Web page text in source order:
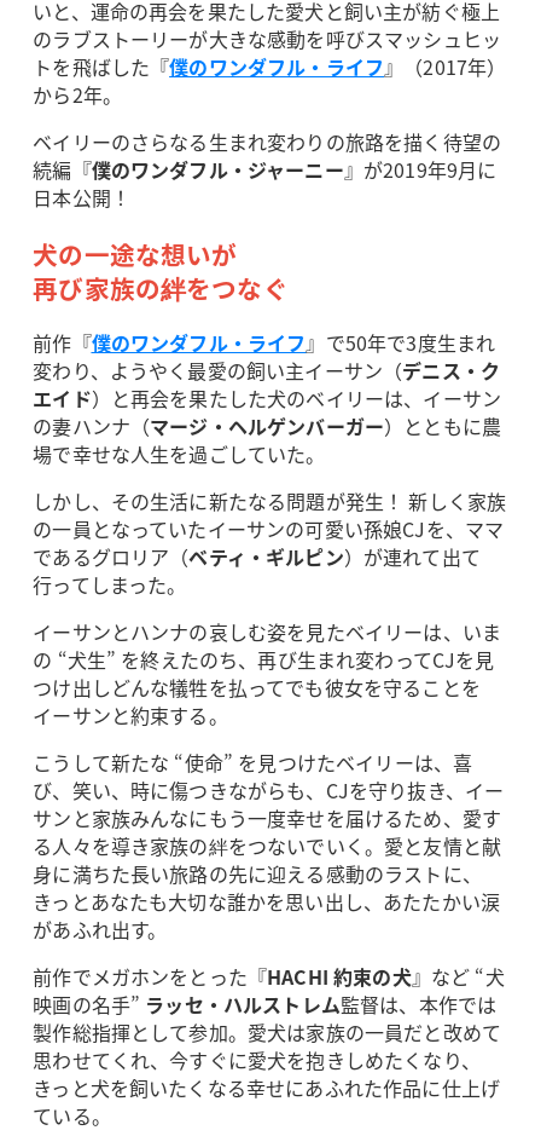
いと、運命の再会を果たした愛犬と飼い主が紡ぐ極上
のラブストーリーが大きな感動を呼びスマッシュヒッ
トを飛ばした『僕のワンダフル・ライフ』（2017年）
から2年。
ベイリーのさらなる生まれ変わりの旅路を描く待望の
続編『僕のワンダフル・ジャーニー』が2019年9月に
日本公開！
犬の一途な想いが
再び家族の絆をつなぐ
前作『僕のワンダフル・ライフ』で50年で3度生まれ
変わり、ようやく最愛の飼い主イーサン（デニス・ク
エイド）と再会を果たした犬のベイリーは、イーサン
の妻ハンナ（マージ・ヘルゲンバーガー）とともに農
場で幸せな人生を過ごしていた。
しかし、その生活に新たなる問題が発生！ 新しく家族
の一員となっていたイーサンの可愛い孫娘CJを、ママ
であるグロリア（ベティ・ギルピン）が連れて出て
行ってしまった。
イーサンとハンナの哀しむ姿を見たベイリーは、いま
の “犬生” を終えたのち、再び生まれ変わってCJを見
つけ出しどんな犠牲を払ってでも彼女を守ることを
イーサンと約束する。
こうして新たな “使命” を見つけたベイリーは、喜
び、笑い、時に傷つきながらも、CJを守り抜き、イー
サンと家族みんなにもう一度幸せを届けるため、愛す
る人々を導き家族の絆をつないでいく。愛と友情と献
身に満ちた長い旅路の先に迎える感動のラストに、
きっとあなたも大切な誰かを思い出し、あたたかい涙
があふれ出す。
前作でメガホンをとった『HACHI 約束の犬』など “犬
映画の名手” ラッセ・ハルストレム監督は、本作では
製作総指揮として参加。愛犬は家族の一員だと改めて
思わせてくれ、今すぐに愛犬を抱きしめたくなり、
きっと犬を飼いたくなる幸せにあふれた作品に仕上げ
ている。